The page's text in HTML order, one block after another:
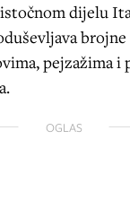
dijelu
pejzažima i
OGLAS